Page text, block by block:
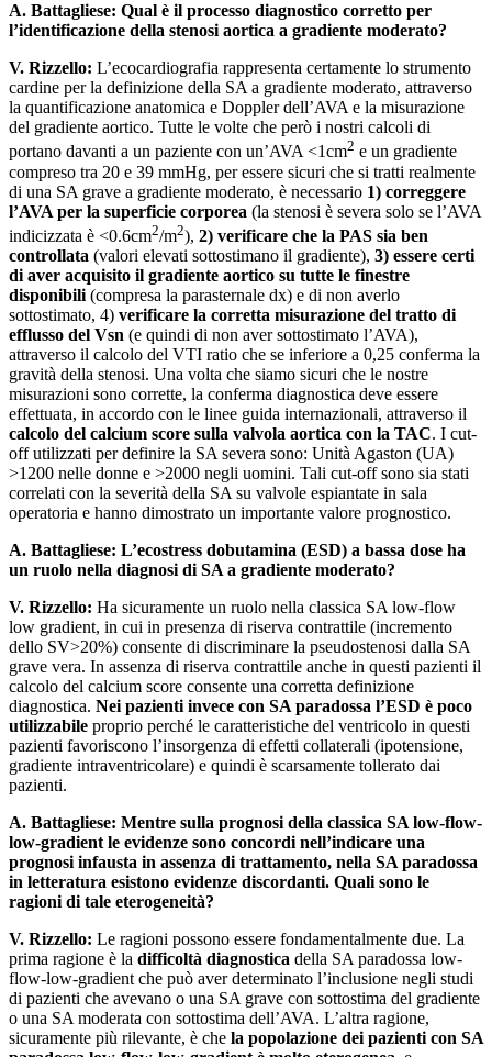
A. Battagliese: Qual è il processo diagnostico corretto per
l’identificazione della stenosi aortica a gradiente moderato?
V. Rizzello: L’ecocardiografia rappresenta certamente lo strumento
cardine per la definizione della SA a gradiente moderato, attraverso
la quantificazione anatomica e Doppler dell’AVA e la misurazione
del gradiente aortico. Tutte le volte che però i nostri calcoli di
portano davanti a un paziente con un’AVA <1cm2 e un gradiente
compreso tra 20 e 39 mmHg, per essere sicuri che si tratti realmente
di una SA grave a gradiente moderato, è necessario 1) correggere
l’AVA per la superficie corporea (la stenosi è severa solo se l’AVA
indicizzata è <0.6cm2/m2), 2) verificare che la PAS sia ben
controllata (valori elevati sottostimano il gradiente), 3) essere certi
di aver acquisito il gradiente aortico su tutte le finestre
disponibili (compresa la parasternale dx) e di non averlo
sottostimato, 4) verificare la corretta misurazione del tratto di
efflusso del Vsn (e quindi di non aver sottostimato l’AVA),
attraverso il calcolo del VTI ratio che se inferiore a 0,25 conferma la
gravità della stenosi. Una volta che siamo sicuri che le nostre
misurazioni sono corrette, la conferma diagnostica deve essere
effettuata, in accordo con le linee guida internazionali, attraverso il
calcolo del calcium score sulla valvola aortica con la TAC. I cut-
off utilizzati per definire la SA severa sono: Unità Agaston (UA)
>1200 nelle donne e >2000 negli uomini. Tali cut-off sono sia stati
correlati con la severità della SA su valvole espiantate in sala
operatoria e hanno dimostrato un importante valore prognostico.
A. Battagliese: L’ecostress dobutamina (ESD) a bassa dose ha
un ruolo nella diagnosi di SA a gradiente moderato?
V. Rizzello: Ha sicuramente un ruolo nella classica SA low-flow
low gradient, in cui in presenza di riserva contrattile (incremento
dello SV>20%) consente di discriminare la pseudostenosi dalla SA
grave vera. In assenza di riserva contrattile anche in questi pazienti il
calcolo del calcium score consente una corretta definizione
diagnostica. Nei pazienti invece con SA paradossa l’ESD è poco
utilizzabile proprio perché le caratteristiche del ventricolo in questi
pazienti favoriscono l’insorgenza di effetti collaterali (ipotensione,
gradiente intraventricolare) e quindi è scarsamente tollerato dai
pazienti.
A. Battagliese: Mentre sulla prognosi della classica SA low-flow-
low-gradient le evidenze sono concordi nell’indicare una
prognosi infausta in assenza di trattamento, nella SA paradossa
in letteratura esistono evidenze discordanti. Quali sono le
ragioni di tale eterogeneità?
V. Rizzello: Le ragioni possono essere fondamentalmente due. La
prima ragione è la difficoltà diagnostica della SA paradossa low-
flow-low-gradient che può aver determinato l’inclusione negli studi
di pazienti che avevano o una SA grave con sottostima del gradiente
o una SA moderata con sottostima dell’AVA. L’altra ragione,
sicuramente più rilevante, è che la popolazione dei pazienti con SA